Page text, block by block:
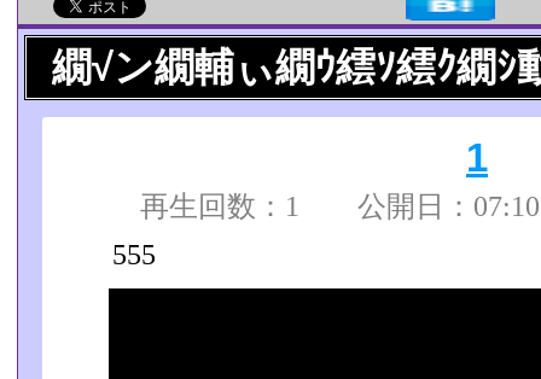
繝√ン繝輔ぃ繝ｳ繧ｿ繧ｸ繝ｼ
1
再生回数：1 公開日：
555